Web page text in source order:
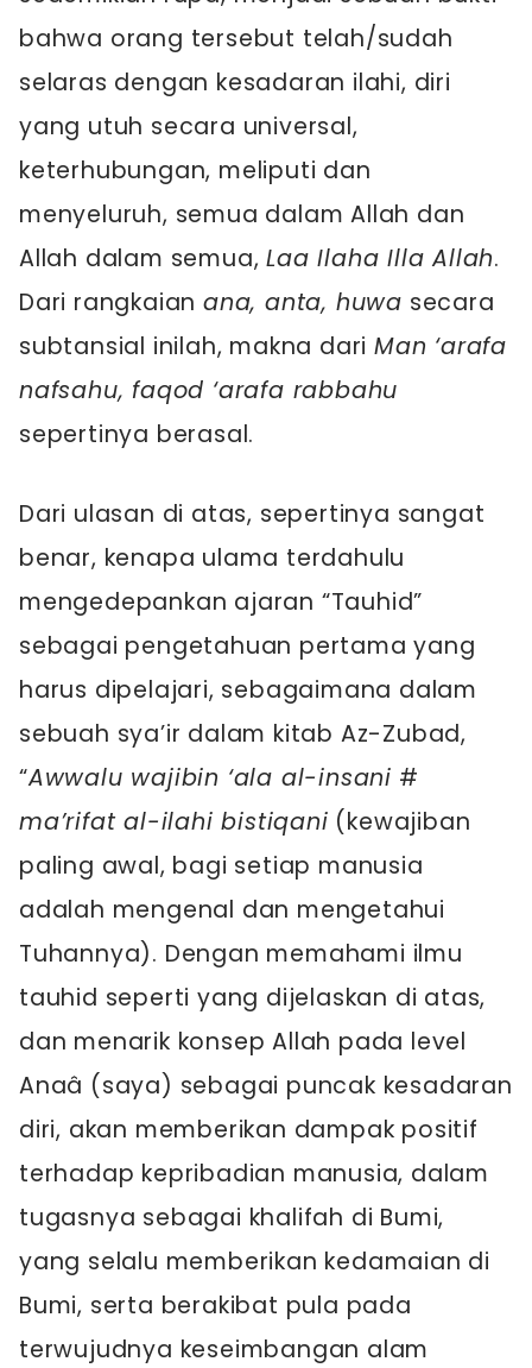
bahwa orang tersebut telah/sudah
selaras dengan kesadaran ilahi, diri
yang utuh secara universal,
keterhubungan, meliputi dan
menyeluruh, semua dalam Allah dan
Allah dalam semua,Laa Ilaha Illa Allah.
Dari rangkaianana, anta, huwa secara
subtansial inilah, makna dari Man ‘arafa
nafsahu, faqod ‘arafa rabbahu
sepertinya berasal.
Dari ulasan di atas, sepertinya sangat
benar, kenapa ulama terdahulu
mengedepankan ajaran “Tauhid”
sebagai pengetahuan pertama yang
harus dipelajari, sebagaimana dalam
sebuah sya’ir dalam kitab Az-Zubad,
“Awwalu wajibin ‘ala al-insani #
ma’rifat al-ilahi bistiqani (kewajiban
paling awal, bagi setiap manusia
adalah mengenal dan mengetahui
Tuhannya). Dengan memahami ilmu
tauhid seperti yang dijelaskan di atas,
dan menarik konsep Allah pada level
Anaâ (saya) sebagai puncak kesadaran
diri, akan memberikan dampak positif
terhadap kepribadian manusia, dalam
tugasnya sebagai khalifah di Bumi,
yang selalu memberikan kedamaian di
Bumi, serta berakibat pula pada
terwujudnya keseimbangan alam